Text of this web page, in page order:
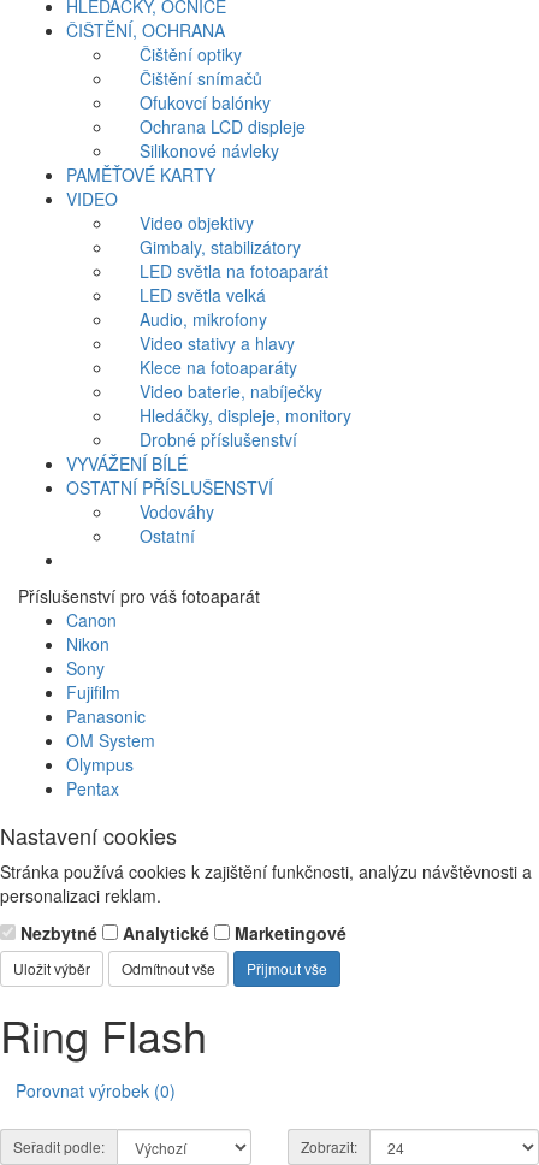
HLEDÁČKY, OČNICE
ČIŠTĚNÍ, OCHRANA
Čištění optiky
Čištění snímačů
Ofukovcí balónky
Ochrana LCD displeje
Silikonové návleky
PAMĚŤOVÉ KARTY
VIDEO
Video objektivy
Gimbaly, stabilizátory
LED světla na fotoaparát
LED světla velká
Audio, mikrofony
Video stativy a hlavy
Klece na fotoaparáty
Video baterie, nabíječky
Hledáčky, displeje, monitory
Drobné příslušenství
VYVÁŽENÍ BÍLÉ
OSTATNÍ PŘÍSLUŠENSTVÍ
Vodováhy
Ostatní
Příslušenství pro váš fotoaparát
Canon
Nikon
Sony
Fujifilm
Panasonic
OM System
Olympus
Pentax
Nastavení cookies
Stránka používá cookies k zajištění funkčnosti, analýzu návštěvnosti a
personalizaci reklam.
Nezbytné
Analytické Marketingové
Uložit výběr Odmítnout vše Přijmout vše
Ring Flash
Porovnat výrobek (0)
Seřadit podle: Zobrazit: